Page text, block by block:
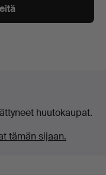
huutokaupat.
tämän sijaan.